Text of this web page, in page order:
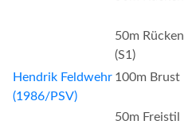
50m Rücken
(S1)
Hendrik Feldwehr
(1986/PSV)
100m Brust
50m Freistil